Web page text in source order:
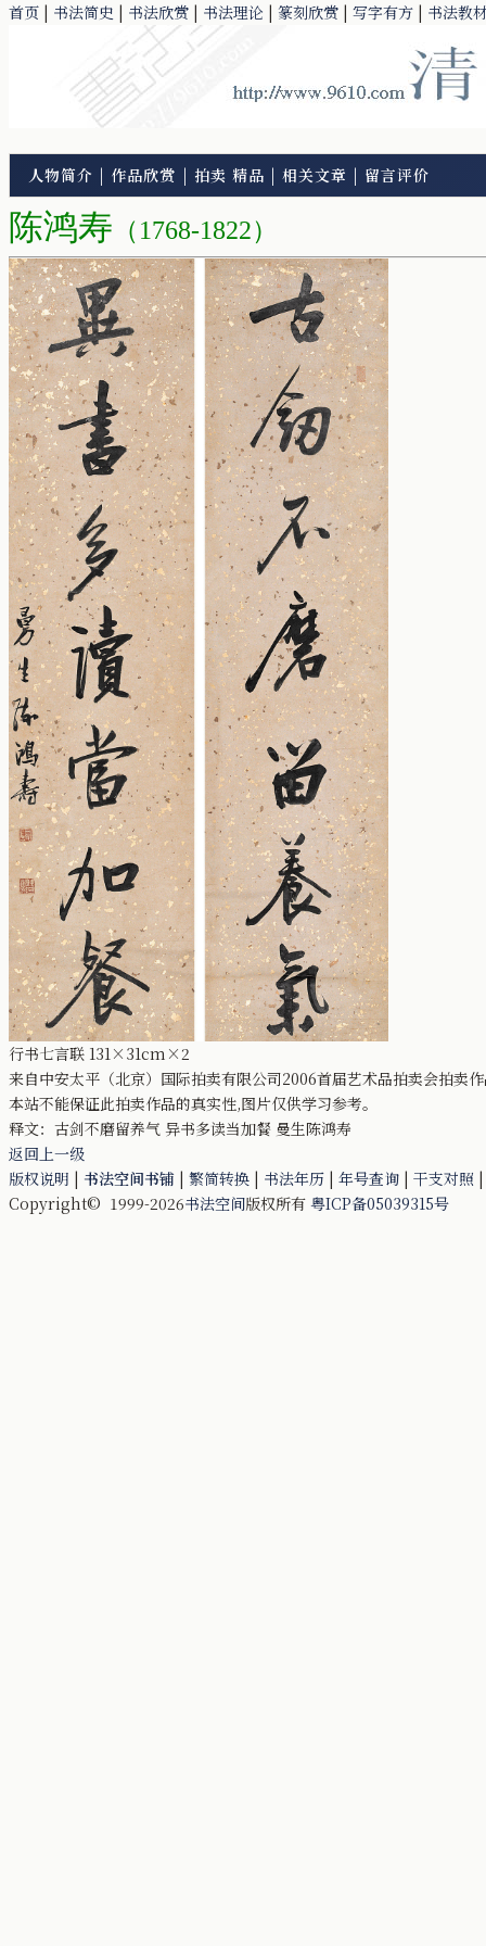
首页 | 书法简史 | 书法欣赏 | 书法理论 | 篆刻欣赏 | 写字有方 | 书法教
人物简介 | 作品欣赏 | 拍卖 精品 | 相关文章 | 留言评价
陈鸿寿 （1768-1822）
行书七言联 131×31cm×2
来自中安太平（北京）国际拍卖有限公司2006首届艺术品拍卖会拍卖
本站不能保证此拍卖作品的真实性,图片仅供学习参考。
释文：古剑不磨留养气 异书多读当加餐 曼生陈鸿寿
返回上一级
版权说明 | 书法空间书铺 | 繁简转换 | 书法年历 | 年号查询 | 干支对照
Copyright© 1999-2026书法空间版权所有 粤ICP备05039315号